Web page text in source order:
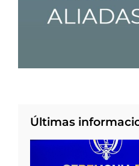
Últimas